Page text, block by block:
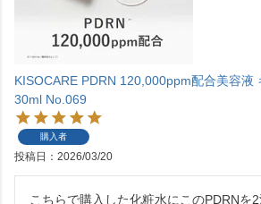
KISOCARE PDRN 120,000ppm配合美容液
30ml No.069
購入者
投稿日 2026/03/20
こちらで購入した化粧水にこのPDRNを